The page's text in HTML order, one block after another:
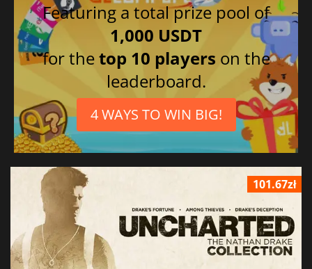
Featuring a total prize pool of
1,000 USDT
for thetop 10 players on the
leaderboard.
4 WAYS TO WIN BIG!
101.67zł